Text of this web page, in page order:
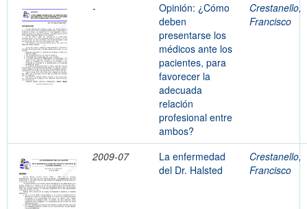
-
Opinión: ¿Cómo
deben
presentarse los
médicos ante los
pacientes, para
favorecer la
adecuada
relación
profesional entre
ambos?
Crestanello,
Francisco
2009-07
La enfermedad
del Dr. Halsted
Crestanello,
Francisco